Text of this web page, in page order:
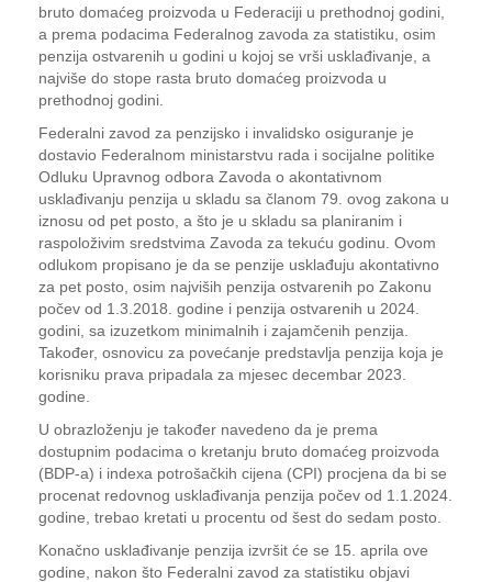
bruto domaćeg proizvoda u Federaciji u prethodnoj godini,
a prema podacima Federalnog zavoda za statistiku, osim
penzija ostvarenih u godini u kojoj se vrši usklađivanje, a
najviše do stope rasta bruto domaćeg proizvoda u
prethodnoj godini.
Federalni zavod za penzijsko i invalidsko osiguranje je
dostavio Federalnom ministarstvu rada i socijalne politike
Odluku Upravnog odbora Zavoda o akontativnom
usklađivanju penzija u skladu sa članom 79. ovog zakona u
iznosu od pet posto, a što je u skladu sa planiranim i
raspoloživim sredstvima Zavoda za tekuću godinu. Ovom
odlukom propisano je da se penzije usklađuju akontativno
za pet posto, osim najviših penzija ostvarenih po Zakonu
počev od 1.3.2018. godine i penzija ostvarenih u 2024.
godini, sa izuzetkom minimalnih i zajamčenih penzija.
Također, osnovicu za povećanje predstavlja penzija koja je
korisniku prava pripadala za mjesec decembar 2023.
godine.
U obrazloženju je također navedeno da je prema
dostupnim podacima o kretanju bruto domaćeg proizvoda
(BDP-a) i indexa potrošačkih cijena (CPI) procjena da bi se
procenat redovnog usklađivanja penzija počev od 1.1.2024.
godine, trebao kretati u procentu od šest do sedam posto.
Konačno usklađivanje penzija izvršit će se 15. aprila ove
godine, nakon što Federalni zavod za statistiku objavi